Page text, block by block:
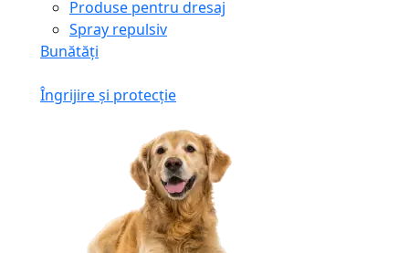
Produse pentru dresaj
Spray repulsiv
Bunătăți
Îngrijire și protecție